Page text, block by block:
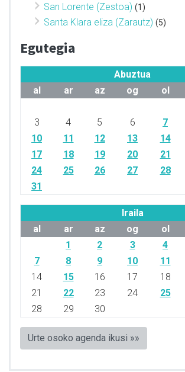
San Lorente (Zestoa) (1)
Santa Klara eliza (Zarautz) (5)
Egutegia
Abuztua
al
ar az og ol
3
4 5 6 7
10
11 12 13 14
17
18 19 20 21
24
25 26 27 28
31
Iraila
al
ar az og ol
1
2 3 4
7
8 9 10 11
14
15 16 17 18
21
22 23 24 25
28
29 30
Urte osoko agenda ikusi »»